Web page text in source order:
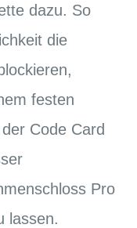
dazu. So
die
festen
Code Card
Pro
lassen.